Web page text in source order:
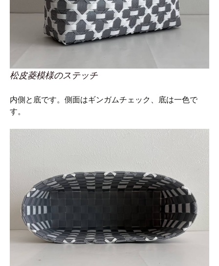
松皮菱模様のステッチ
内側と底です。側面はギンガムチェック、底は一色で
す。